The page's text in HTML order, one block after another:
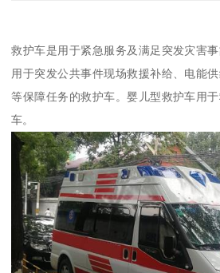
救护车是用于紧急服务及满足突发灾害事
用于突发公共事件现场救援补给、电能
等保障任务的救护车。婴儿型救护车用
车。